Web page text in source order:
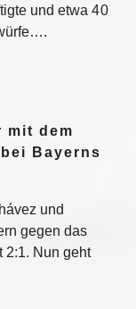
und etwa 40
mit dem
Bayerns
und
gegen das
2:1. Nun geht